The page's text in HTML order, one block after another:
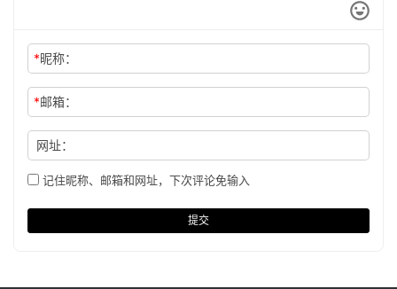
*昵称：
*邮箱：
网址：
记住昵称、邮箱和网址，下次评论免输入
提交